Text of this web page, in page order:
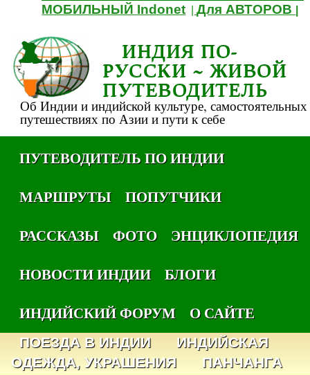
МОБИЛЬНЫЙ Indonet |Для АВТОРОВ
ИНДИЯ ПО-
РУССКИ ~ ЖИВОЙ
ПУТЕВОДИТЕЛЬ
Об Индии и индийской культуре, самостоятельных
путешествиях по Азии и пути к себе
ПУТЕВОДИТЕЛЬ ПО ИНДИИ
МАРШРУТЫ
ПОПУТЧИКИ
РАССКАЗЫ
ФОТО
ЭНЦИКЛОПЕДИЯ
НОВОСТИ ИНДИИ
БЛОГИ
ИНДИЙСКИЙ ФОРУМ
О САЙТЕ
ПОЕЗДА В ИНДИИ
ИНДИЙСКАЯ
ОДЕЖДА, УКРАШЕНИЯ
ПАНЧАНГА